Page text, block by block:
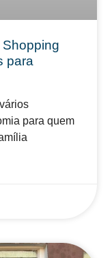
para
para quem